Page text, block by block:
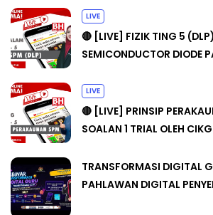
LIVE
🔴 [LIVE] FIZIK TING 5
SEMICONDUCTOR DIODE
LIVE
🔴 [LIVE] PRINSIP
SOALAN 1 TRIAL OLEH
TRANSFORMASI DIGITAL
PAHLAWAN DIGITAL